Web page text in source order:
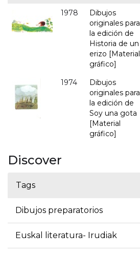
1978
Dibujos
originales para
la edición de
Historia de un
erizo [Material
gráfico]
1974
Dibujos
originales para
la edición de
Soy una gota
[Material
gráfico]
Discover
Tags
Dibujos preparatorios
Euskal literatura- Irudiak